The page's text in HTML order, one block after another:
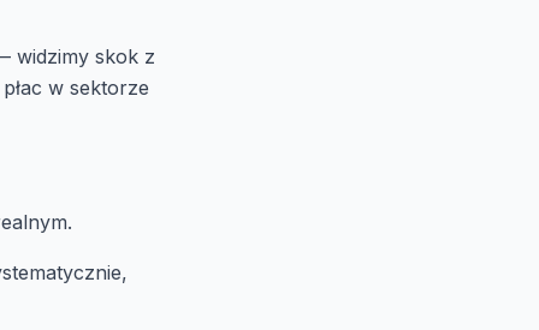
widzimy skok z
w sektorze